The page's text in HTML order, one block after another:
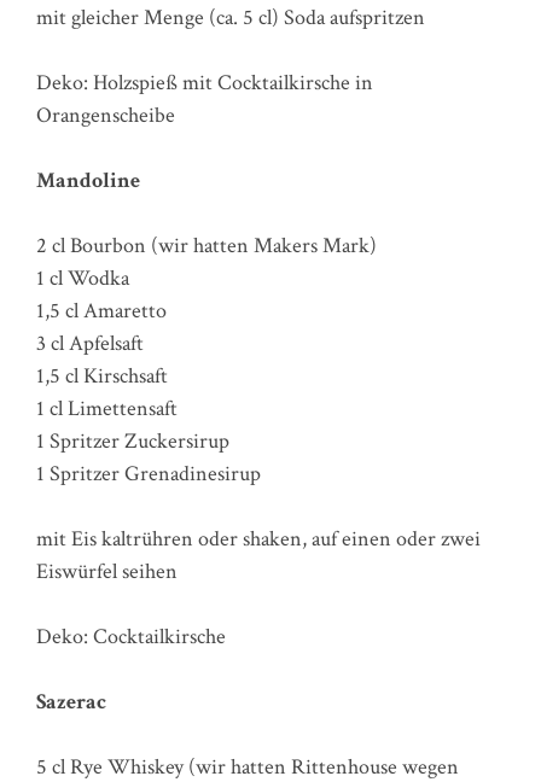
mit gleicher Menge (ca. 5 cl) Soda aufspritzen
Deko: Holzspieß mit Cocktailkirsche in
Orangenscheibe
Mandoline
2 cl Bourbon (wir hatten Makers Mark)
1 cl Wodka
1,5 cl Amaretto
3 cl Apfelsaft
1,5 cl Kirschsaft
1 cl Limettensaft
1 Spritzer Zuckersirup
1 Spritzer Grenadinesirup
mit Eis kaltrühren oder shaken, auf einen oder zwei
Eiswürfel seihen
Deko: Cocktailkirsche
Sazerac
5 cl Rye Whiskey (wir hatten Rittenhouse wegen